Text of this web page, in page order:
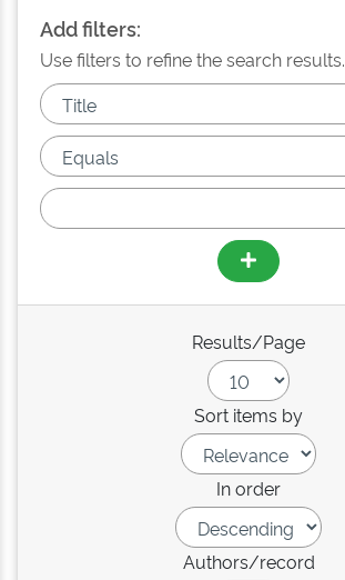
Add filters:
Use filters to refine the search results.
Results/Page
Sort items by
In order
Authors/record